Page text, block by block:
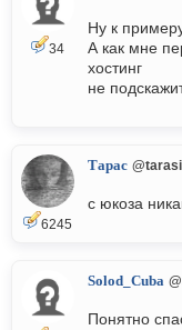
34
Ну к
А как мне
хостинг
не
6245
Тарас
с юкоза
Solod_Cuba
Понятно